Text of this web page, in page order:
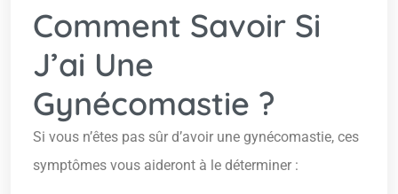
Comment Savoir Si
J’ai Une
Gynécomastie ?
Si vous n’êtes pas sûr d’avoir une gynécomastie, ces
symptômes vous aideront à le déterminer :